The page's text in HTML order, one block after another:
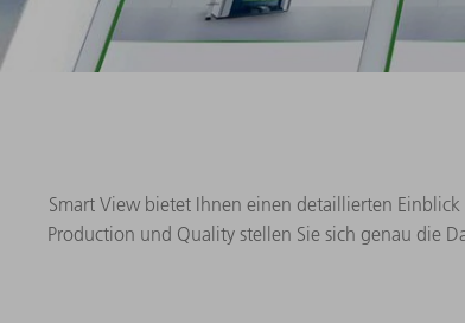
Smart View bietet Ihnen einen detaillierten
Production und Quality stellen Sie sich genau die